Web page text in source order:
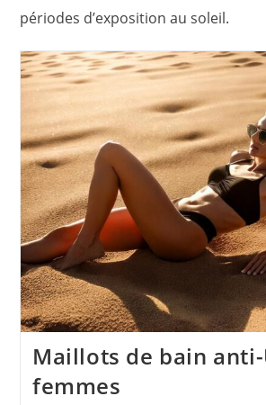
périodes d’exposition au soleil.
Maillots de bain
femmes